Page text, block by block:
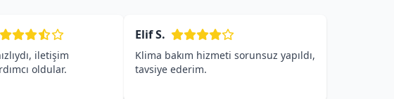
iletişim
oldular.
Elif S.
Klima bakım hizmeti sorunsuz yapıldı,
tavsiye ederim.